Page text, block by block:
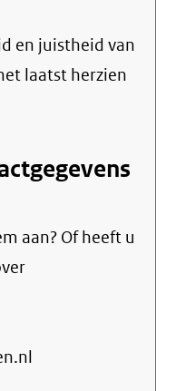
en juistheid van
laatst herzien
aan? Of heeft u